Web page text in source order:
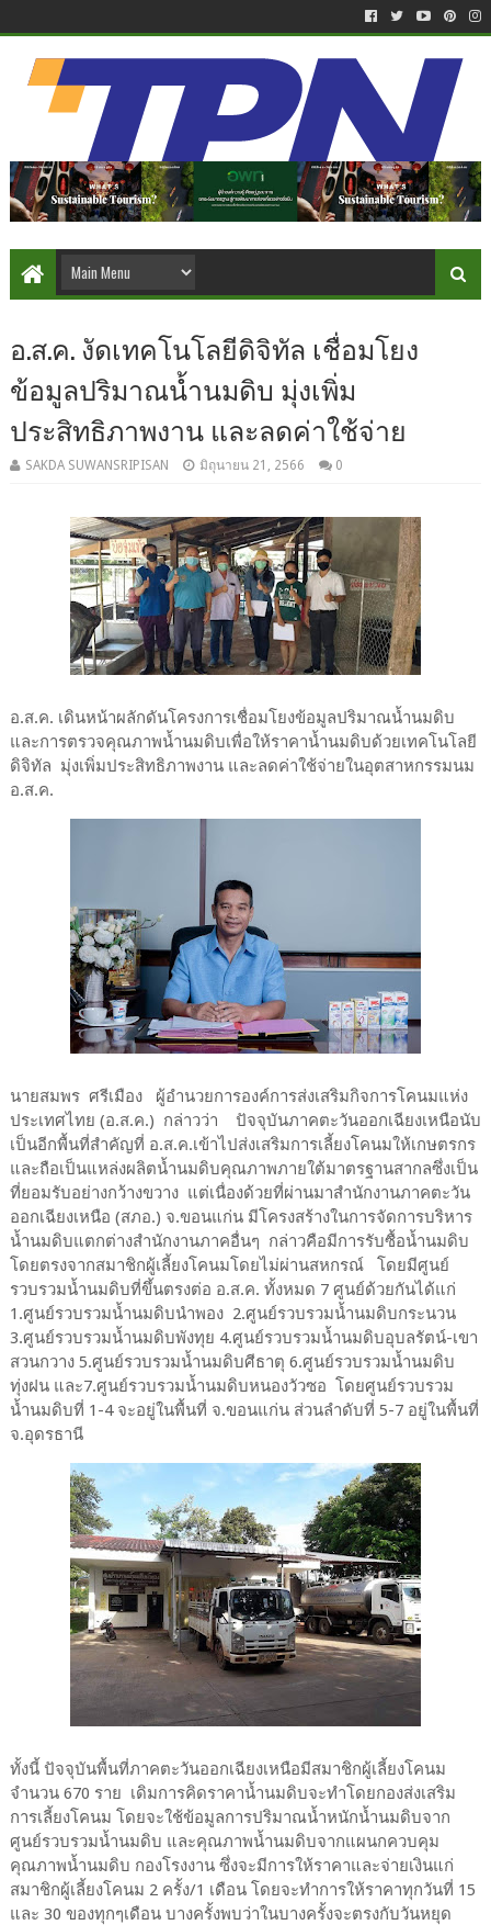
อ.ส.ค. งัดเทคโนโลยีดิจิทัล เชื่อมโยง
ข้อมูลปริมาณน้ำนมดิบ มุ่งเพิ่ม
ประสิทธิภาพงาน และลดค่าใช้จ่าย
SAKDA SUWANSRIPISAN มิถุนายน 21, 2566 0
อ.ส.ค. เดินหน้าผลักดันโครงการเชื่อมโยงข้อมูลปริมาณน้ำนมดิบ
และการตรวจคุณภาพน้ำนมดิบเพื่อให้ราคาน้ำนมดิบด้วยเทคโนโลยี
ดิจิทัล มุ่งเพิ่มประสิทธิภาพงาน และลดค่าใช้จ่ายในอุตสาหกรรมนม
อ.ส.ค.
นายสมพร ศรีเมือง ผู้อำนวยการองค์การส่งเสริมกิจการโคนมแห่ง
ประเทศไทย (อ.ส.ค.) กล่าวว่า ปัจจุบันภาคตะวันออกเฉียงเหนือนับ
เป็นอีกพื้นที่สำคัญที่ อ.ส.ค.เข้าไปส่งเสริมการเลี้ยงโคนมให้เกษตรกร
และถือเป็นแหล่งผลิตน้ำนมดิบคุณภาพภายใต้มาตรฐานสากลซึ่งเป็น
ที่ยอมรับอย่างกว้างขวาง แต่เนื่องด้วยที่ผ่านมาสำนักงานภาคตะวัน
ออกเฉียงเหนือ (สภอ.) จ.ขอนแก่น มีโครงสร้างในการจัดการบริหาร
น้ำนมดิบแตกต่างสำนักงานภาคอื่นๆ กล่าวคือมีการรับซื้อน้ำนมดิบ
โดยตรงจากสมาชิกผู้เลี้ยงโคนมโดยไม่ผ่านสหกรณ์ โดยมีศูนย์
รวบรวมน้ำนมดิบที่ขึ้นตรงต่อ อ.ส.ค. ทั้งหมด 7 ศูนย์ด้วยกันได้แก่
1.ศูนย์รวบรวมน้ำนมดิบนำพอง 2.ศูนย์รวบรวมน้ำนมดิบกระนวน
3.ศูนย์รวบรวมน้ำนมดิบพังทุย 4.ศูนย์รวบรวมน้ำนมดิบอุบลรัตน์-เขา
สวนกวาง 5.ศูนย์รวบรวมน้ำนมดิบศีธาตุ 6.ศูนย์รวบรวมน้ำนมดิบ
ทุ่งฝน และ7.ศูนย์รวบรวมน้ำนมดิบหนองวัวซอ โดยศูนย์รวบรวม
น้ำนมดิบที่ 1-4 จะอยู่ในพื้นที่ จ.ขอนแก่น ส่วนลำดับที่ 5-7 อยู่ในพื้นที่
จ.อุดรธานี
ทั้งนี้ ปัจจุบันพื้นที่ภาคตะวันออกเฉียงเหนือมีสมาชิกผู้เลี้ยงโคนม
จำนวน 670 ราย เดิมการคิดราคาน้ำนมดิบจะทำโดยกองส่งเสริม
การเลี้ยงโคนม โดยจะใช้ข้อมูลการปริมาณน้ำหนักน้ำนมดิบจาก
ศูนย์รวบรวมน้ำนมดิบ และคุณภาพน้ำนมดิบจากแผนกควบคุม
คุณภาพน้ำนมดิบ กองโรงงาน ซึ่งจะมีการให้ราคาและจ่ายเงินแก่
สมาชิกผู้เลี้ยงโคนม 2 ครั้ง/1 เดือน โดยจะทำการให้ราคาทุกวันที่ 15
และ 30 ของทุกๆเดือน บางครั้งพบว่าในบางครั้งจะตรงกับวันหยุด